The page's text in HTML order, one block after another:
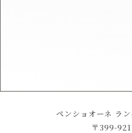
ペンショオーネ ラ
〒399-